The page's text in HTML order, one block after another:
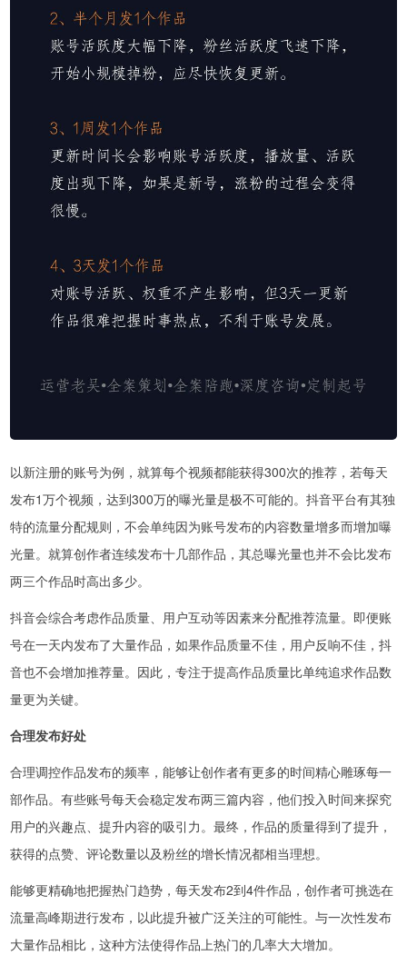
以新注册的账号为例，就算每个视频都能获得300次的推荐，若每天
发布1万个视频，达到300万的曝光量是极不可能的。抖音平台有其独
特的流量分配规则，不会单纯因为账号发布的内容数量增多而增加曝
光量。就算创作者连续发布十几部作品，其总曝光量也并不会比发布
两三个作品时高出多少。
抖音会综合考虑作品质量、用户互动等因素来分配推荐流量。即便账
号在一天内发布了大量作品，如果作品质量不佳，用户反响不佳，抖
音也不会增加推荐量。因此，专注于提高作品质量比单纯追求作品数
量更为关键。
合理发布好处
合理调控作品发布的频率，能够让创作者有更多的时间精心雕琢每一
部作品。有些账号每天会稳定发布两三篇内容，他们投入时间来探究
用户的兴趣点、提升内容的吸引力。最终，作品的质量得到了提升，
获得的点赞、评论数量以及粉丝的增长情况都相当理想。
能够更精确地把握热门趋势，每天发布2到4件作品，创作者可挑选在
流量高峰期进行发布，以此提升被广泛关注的可能性。与一次性发布
大量作品相比，这种方法使得作品上热门的几率大大增加。